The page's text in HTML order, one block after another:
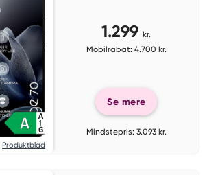
Produktblad
1.299 kr.
Mobilrabat: 4.700 kr.
Se mere
Mindstepris: 3.093 kr.